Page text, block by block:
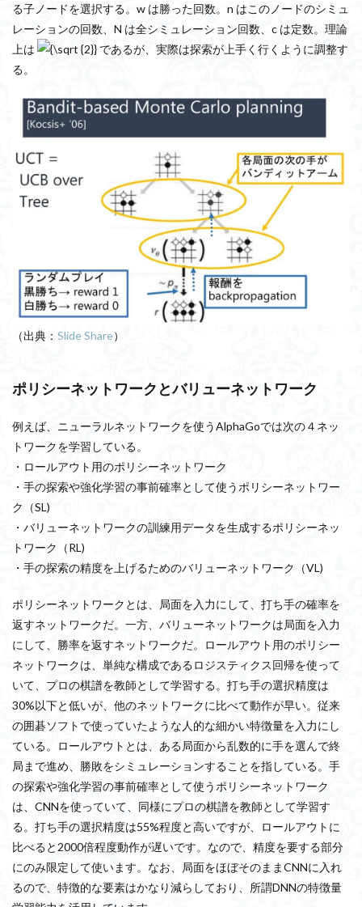
る子ノードを選択する。w は勝った回数。n はこのノードのシミュ
レーションの回数、N は全シミュレーション回数、c は定数。理論
上は
であるが、実際は探索が上手く行くように調整す
る。
（出典： Slide Share）
ポリシーネットワークとバリューネットワーク
例えば、ニューラルネットワークを使うAlphaGoでは次の４ネッ
トワークを学習している。
・ロールアウト用のポリシーネットワーク
・手の探索や強化学習の事前確率として使うポリシーネットワー
ク（SL)
・バリューネットワークの訓練用データを生成するポリシーネッ
トワーク（RL)
・手の探索の精度を上げるためのバリューネットワーク（VL)
ポリシーネットワークとは、局面を入力にして、打ち手の確率を
返すネットワークだ。一方、バリューネットワークは局面を入力
にして、勝率を返すネットワークだ。ロールアウト用のポリシー
ネットワークは、単純な構成であるロジスティクス回帰を使って
いて、プロの棋譜を教師として学習する。打ち手の選択精度は
30%以下と低いが、他のネットワークに比べて動作が早い。従来
の囲碁ソフトで使っていたような人的な細かい特徴量を入力にし
ている。ロールアウトとは、ある局面から乱数的に手を選んで終
局まで進め、勝敗をシミュレーションすることを指している。手
の探索や強化学習の事前確率として使うポリシーネットワーク
は、CNNを使っていて、同様にプロの棋譜を教師として学習す
る。打ち手の選択精度は55%程度と高いですが、ロールアウトに
比べると2000倍程度動作が遅いです。なので、精度を要する部分
にのみ限定して使います。なお、局面をほぼそのままCNNに入れ
るので、特徴的な要素はかなり減らしており、所謂DNNの特徴量